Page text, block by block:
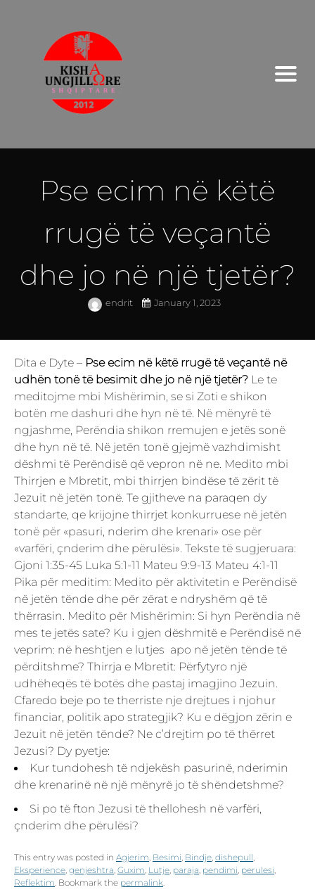
Pse ecim në këtë
rrugë të veçantë
dhe jo në një tjetër?
endrit January 1, 2023
Dita e Dyte – Pse ecim në këtë rrugë të veçantë në
udhën tonë të besimit dhe jo në një tjetër? Le te
meditojme mbi Mishërimin, se si Zoti e shikon
botën me dashuri dhe hyn në të. Në mënyrë të
ngjashme, Perëndia shikon rremujen e jetës sonë
dhe hyn në të. Në jetën tonë gjejmë vazhdimisht
dëshmi të Perëndisë që vepron në ne. Medito mbi
Thirrjen e Mbretit, mbi thirrjen bindëse të zërit të
Jezuit në jetën tonë. Te gjitheve na paraqen dy
standarte, qe krijojne thirrjet konkurruese në jetën
tonë për «pasuri, nderim dhe krenari» ose për
«varfëri, çnderim dhe përulësi». Tekste të sugjeruara:
Gjoni 1:35-45 Luka 5:1-11 Mateu 9:9-13 Mateu 4:1-11
Pika për meditim: Medito për aktivitetin e Perëndisë
në jetën tënde dhe për zërat e ndryshëm që të
thërrasin. Medito për Mishërimin: Si hyn Perëndia në
mes te jetës sate? Ku i gjen dëshmitë e Perëndisë në
veprim: në heshtjen e lutjes apo në jetën tënde të
përditshme? Thirrja e Mbretit: Përfytyro një
udhëheqës të botës dhe pastaj imagjino Jezuin.
Cfaredo beje po te therriste nje drejtues i njohur
financiar, politik apo strategjik? Ku e dëgjon zërin e
Jezuit në jetën tënde? Ne c’drejtim po të thërret
Jezusi? Dy pyetje:
Kur tundohesh të ndjekësh pasurinë, nderimin
dhe krenarinë në një mënyrë jo të shëndetshme?
Si po të fton Jezusi të thellohesh në varfëri,
çnderim dhe përulësi?
This entry was posted in Agjerim, Besimi, Bindje, dishepull,
Eksperience, genjeshtra, Guxim, Lutje, paraja, pendimi, perulesi,
Reflektim. Bookmark the permalink.